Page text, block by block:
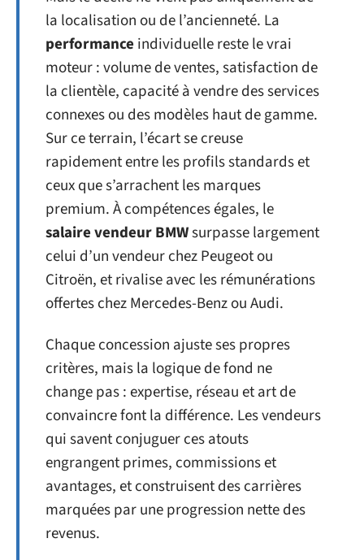
la localisation ou de l’ancienneté. La
performance individuelle reste le vrai
moteur : volume de ventes, satisfaction de
la clientèle, capacité à vendre des services
connexes ou des modèles haut de gamme.
Sur ce terrain, l’écart se creuse
rapidement entre les profils standards et
ceux que s’arrachent les marques
premium. À compétences égales, le
salaire vendeur BMWsurpasse largement
celui d’un vendeur chez Peugeot ou
Citroën, et rivalise avec les rémunérations
offertes chez Mercedes-Benz ou Audi.
Chaque concession ajuste ses propres
critères, mais la logique de fond ne
change pas : expertise, réseau et art de
convaincre font la différence. Les vendeurs
qui savent conjuguer ces atouts
engrangent primes, commissions et
avantages, et construisent des carrières
marquées par une progression nette des
revenus.